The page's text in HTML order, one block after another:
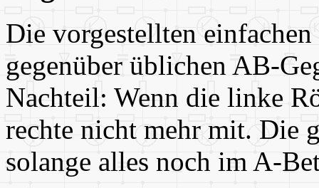
Die vorgestellten
gegenüber üblichen AB-
Nachteil: Wenn die linke
rechte nicht mehr mit. Die
solange alles noch im A-